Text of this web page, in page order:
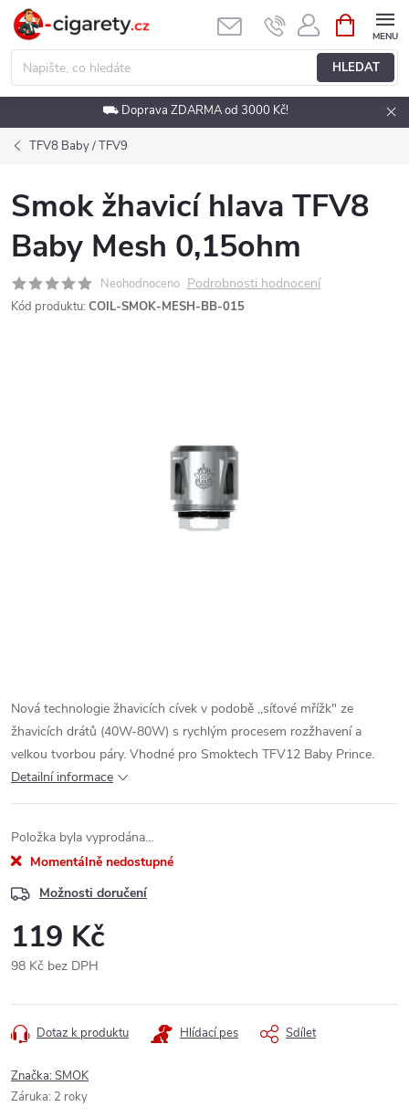
Přejít
obsah
HLEDAT
NÁKUPNÍ
KOŠÍK
⛟ Doprava ZDARMA od 3000 Kč!
TFV8 Baby / TFV9
Smok žhavicí hlava TFV8
Baby Mesh 0,15ohm
Neohodnoceno Podrobnosti hodnocení
Kód produktu: COIL-SMOK-MESH-BB-015
Nová technologie žhavicích cívek v podobě ,,síťové mřížk" ze
žhavicích drátů (40W-80W) s rychlým procesem rozžhavení a
velkou tvorbou páry. Vhodné pro Smoktech TFV12 Baby Prince.
Detailní informace
Položka byla vyprodána…
Momentálně nedostupné
Možnosti doručení
119 Kč
98 Kč bez DPH
cena:
Dotaz k produktu Hlídací pes Sdílet
Značka:SMOK
Záruka: 2 roky